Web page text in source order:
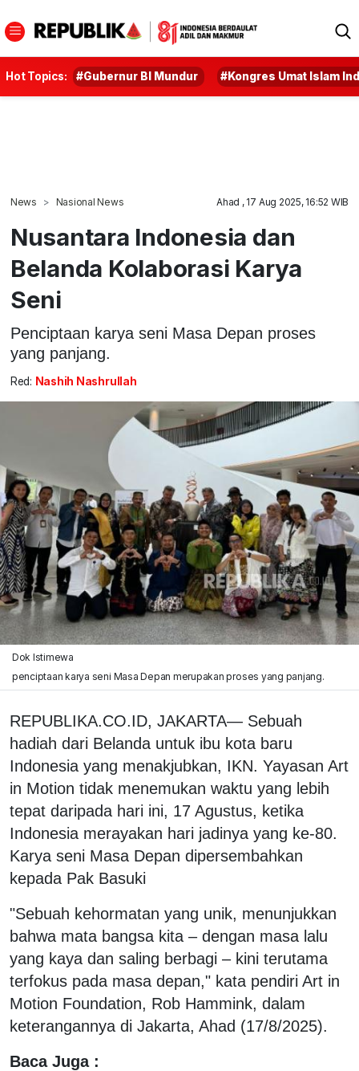
Hot Topics: #Gubernur BI Mundur #Kongres Umat Islam
News Nasional News Ahad , 17 Aug 2025, 16:52 WIB
Nusantara Indonesia dan
Belanda Kolaborasi Karya
Seni
Penciptaan karya seni Masa Depan proses
yang panjang.
Red: Nashih Nashrullah
Dok Istimewa
penciptaan karya seni Masa Depan merupakan proses yang panjang.
REPUBLIKA.CO.ID, JAKARTA— Sebuah
hadiah dari Belanda untuk ibu kota baru
Indonesia yang menakjubkan, IKN. Yayasan Art
in Motion tidak menemukan waktu yang lebih
tepat daripada hari ini, 17 Agustus, ketika
Indonesia merayakan hari jadinya yang ke-80.
Karya seni Masa Depan dipersembahkan
kepada Pak Basuki
"Sebuah kehormatan yang unik, menunjukkan
bahwa mata bangsa kita – dengan masa lalu
yang kaya dan saling berbagi – kini terutama
terfokus pada masa depan," kata pendiri Art in
Motion Foundation, Rob Hammink, dalam
keterangannya di Jakarta, Ahad (17/8/2025).
Baca Juga :